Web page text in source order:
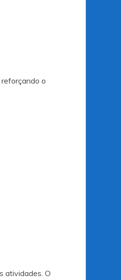
reforçando o
atividades. O